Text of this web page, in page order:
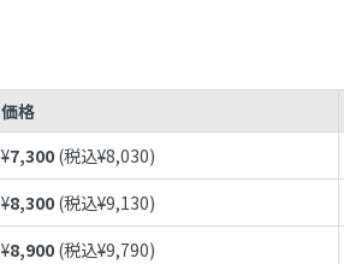
価格
¥7,300 (税込¥8,030)
¥8,300 (税込¥9,130)
¥8,900 (税込¥9,790)